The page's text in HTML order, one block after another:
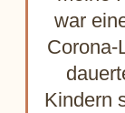
Klavier und
Alters
erlernen